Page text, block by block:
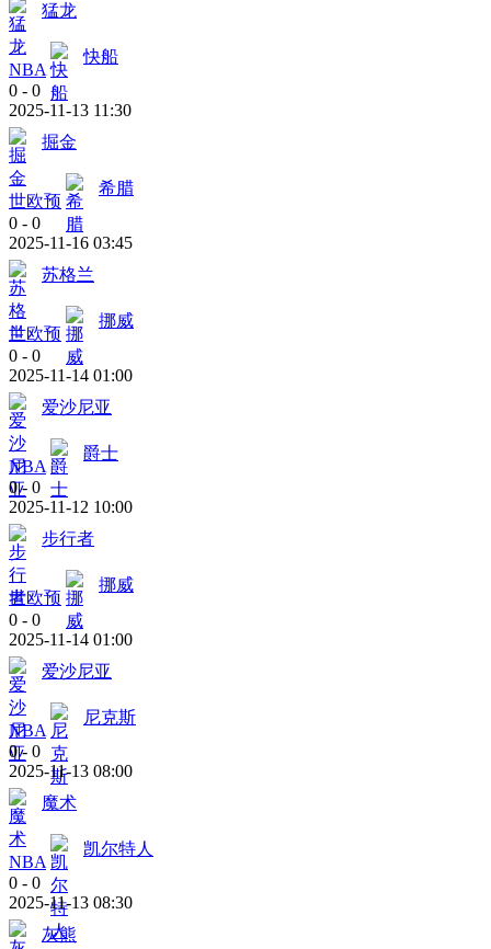
猛龙
NBA
快船
0 - 0
2025-11-13 11:30
掘金
世欧预
希腊
0 - 0
2025-11-16 03:45
苏格兰
世欧预
挪威
0 - 0
2025-11-14 01:00
爱沙尼亚
NBA
爵士
0 - 0
2025-11-12 10:00
步行者
世欧预
挪威
0 - 0
2025-11-14 01:00
爱沙尼亚
NBA
尼克斯
0 - 0
2025-11-13 08:00
魔术
NBA
凯尔特人
0 - 0
2025-11-13 08:30
灰熊